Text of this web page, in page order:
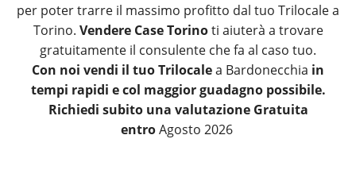
per poter trarre il massimo profitto dal tuo Trilocale a
Torino. Vendere Case Torinoti aiuterà a trovare
gratuitamente il consulente che fa al caso tuo.
Con noi vendi il tuo Trilocalea Bardonecchia in
tempi rapidi e col maggior guadagno possibile.
Richiedi subito una valutazione Gratuita
entroAgosto 2026